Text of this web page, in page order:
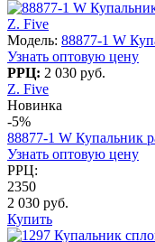
Z. Five
Модель: 88877-1 W
Узнать оптовую цену
РРЦ: 2 030 руб.
Z. Five
Новинка
-5%
88877-1 W Купальник
Узнать оптовую цену
РРЦ:
2350
2 030 руб.
Купить